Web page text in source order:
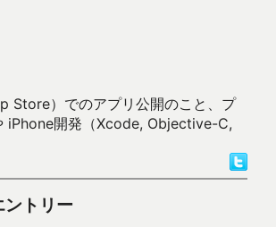
Store）でのアプリ公開のこと、プ
iPhone開発（Xcode, Objective-C,
ントリー